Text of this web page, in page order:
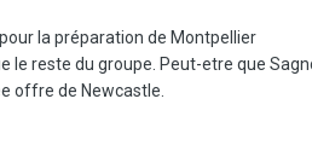
la préparation de Montpellier
reste du groupe. Peut-etre que
offre de Newcastle.